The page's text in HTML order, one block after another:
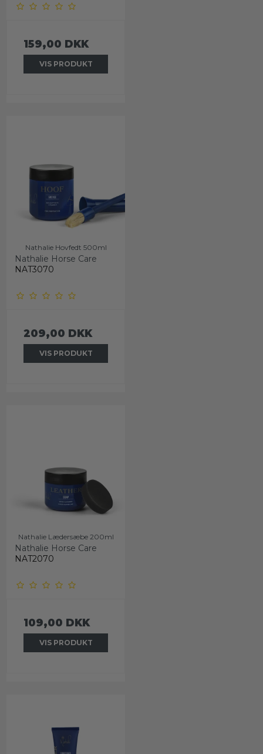
159,00 DKK
VIS PRODUKT
Nathalie Hovfedt 500ml
Nathalie Horse Care
NAT3070
209,00 DKK
VIS PRODUKT
Nathalie Lædersæbe 200ml
Nathalie Horse Care
NAT2070
109,00 DKK
VIS PRODUKT